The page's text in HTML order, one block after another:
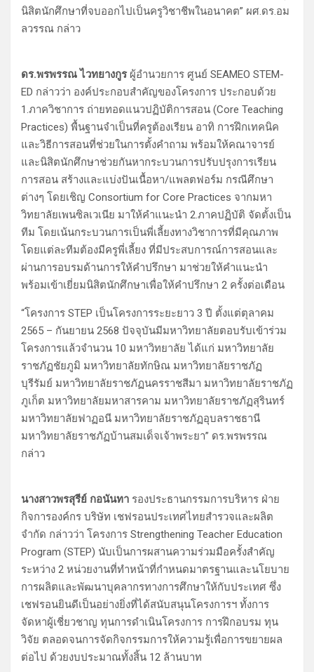
นิสิตนักศึกษาที่จบออกไปเป็นครูวิชาชีพในอนาคต” ผศ.ดร.อม
ลวรรณ กล่าว
ดร.พรพรรณ ไวทยางกูรผู้อำนวยการ ศูนย์ SEAMEO STEM-
ED กล่าวว่า องค์ประกอบสำคัญของโครงการ ประกอบด้วย
1.ภาควิชาการ ถ่ายทอดแนวปฏิบัติการสอน (Core Teaching
Practices) พื้นฐานจำเป็นที่ครูต้องเรียน อาทิ การฝึกเทคนิค
และวิธีการสอนที่ช่วยในการตั้งคำถาม พร้อมให้คณาจารย์
และนิสิตนักศึกษาช่วยกันหากระบวนการปรับปรุงการเรียน
การสอน สร้างและแบ่งปันเนื้อหา/แพลตฟอร์ม กรณีศึกษา
ต่างๆ โดยเชิญ Consortium for Core Practices จากมหา
วิทยาลัยเพนซิลเวเนีย มาให้คำแนะนำ 2.ภาคปฏิบัติ จัดตั้งเป็น
ทีม โดยเน้นกระบวนการเป็นพี่เลี้ยงทางวิชาการที่มีคุณภาพ
โดยแต่ละทีมต้องมีครูพี่เลี้ยง ที่มีประสบการณ์การสอนและ
ผ่านการอบรมด้านการให้คำปรึกษา มาช่วยให้คำแนะนำ
พร้อมเข้าเยี่ยมนิสิตนักศึกษาเพื่อให้คำปรึกษา 2 ครั้งต่อเดือน
“โครงการ STEP เป็นโครงการระยะยาว 3 ปี ตั้งแต่ตุลาคม
2565 – กันยายน 2568 ปัจจุบันมีมหาวิทยาลัยตอบรับเข้าร่วม
โครงการแล้วจำนวน 10 มหาวิทยาลัย ได้แก่ มหาวิทยาลัย
ราชภัฏชัยภูมิ มหาวิทยาลัยทักษิณ มหาวิทยาลัยราชภัฏ
บุรีรัมย์ มหาวิทยาลัยราชภัฏนครราชสีมา มหาวิทยาลัยราชภัฏ
ภูเก็ต มหาวิทยาลัยมหาสารคาม มหาวิทยาลัยราชภัฏสุรินทร์
มหาวิทยาลัยฟาฏอนี มหาวิทยาลัยราชภัฏอุบลราชธานี
มหาวิทยาลัยราชภัฏบ้านสมเด็จเจ้าพระยา” ดร.พรพรรณ
กล่าว
นางสาวพรสุรีย์ กอนันทา รองประธานกรรมการบริหาร ฝ่าย
กิจการองค์กร บริษัท เชฟรอนประเทศไทยสำรวจและผลิต
จำกัด กล่าวว่า โครงการ Strengthening Teacher Education
Program (STEP) นับเป็นการผสานความร่วมมือครั้งสำคัญ
ระหว่าง 2 หน่วยงานที่ทำหน้าที่กำหนดมาตรฐานและนโยบาย
การผลิตและพัฒนาบุคลากรทางการศึกษาให้กับประเทศ ซึ่ง
เชฟรอนยินดีเป็นอย่างยิ่งที่ได้สนับสนุนโครงการฯ ทั้งการ
จัดหาผู้เชี่ยวชาญ ทุนการดำเนินโครงการ การฝึกอบรม ทุน
วิจัย ตลอดจนการจัดกิจกรรมการให้ความรู้เพื่อการขยายผล
ต่อไป ด้วยงบประมาณทั้งสิ้น 12 ล้านบาท